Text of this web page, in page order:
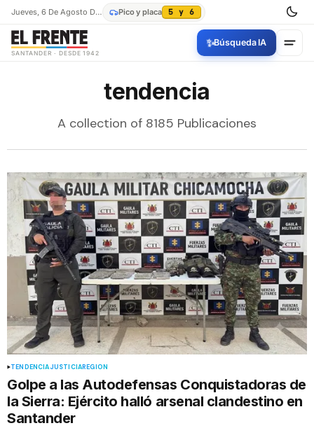
Jueves, 6 De Agosto De 2026 Pico y placa 5 y 6
SANTANDER · DESDE 1942
✨Búsqueda IA
tendencia
A collection of 8185 Publicaciones
TENDENCIAJUSTICIAREGIÓN
Golpe a las Autodefensas Conquistadoras de
la Sierra: Ejército halló arsenal clandestino en
Santander